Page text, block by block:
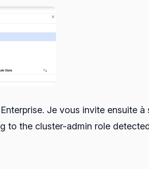
Je vous invite ensuite à
to the cluster-admin role